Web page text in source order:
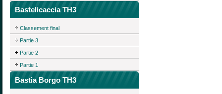
Bastelicaccia TH3
Classement final
Partie 3
Partie 2
Partie 1
Bastia Borgo TH3